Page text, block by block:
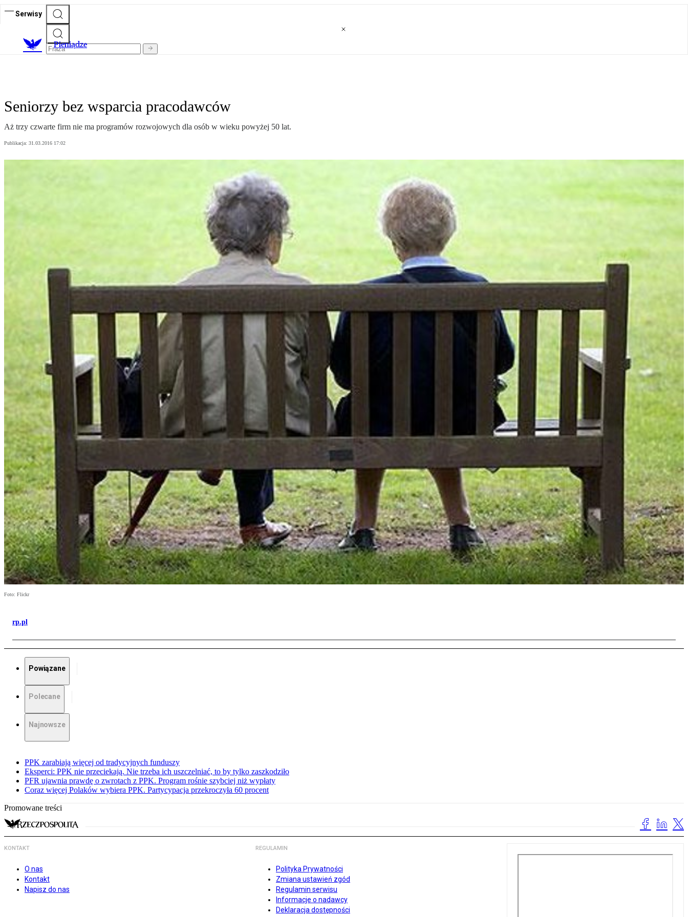
Serwisy
Pieniądze
Seniorzy bez wsparcia pracodawców
Aż trzy czwarte firm nie ma programów rozwojowych dla osób w wieku powyżej 50 lat.
Publikacja: 31.03.2016 17:02
Foto: Flickr
rp.pl
Powiązane
Polecane
Najnowsze
PPK zarabiają więcej od tradycyjnych funduszy
Eksperci: PPK nie przeciekają. Nie trzeba ich uszczelniać, to by tylko zaszkodziło
PFR ujawnia prawdę o zwrotach z PPK. Program rośnie szybciej niż wypłaty
Coraz więcej Polaków wybiera PPK. Partycypacja przekroczyła 60 procent
Promowane treści
KONTAKT
O nas
Kontakt
Napisz do nas
REGULAMIN
Polityka Prywatności
Zmiana ustawień zgód
Regulamin serwisu
Informacje o nadawcy
Deklaracja dostępności